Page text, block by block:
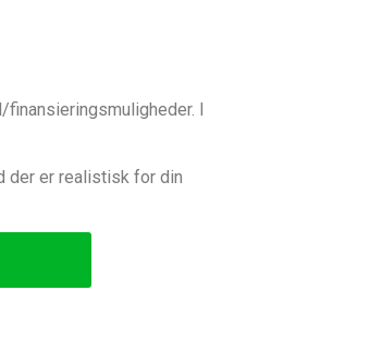
I
der er realistisk for din